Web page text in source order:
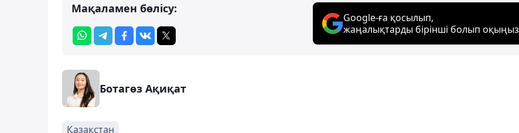
Мақаламен бөлісу:
Google-ға қосылып,
жаңалықтарды бірінші болып оқыңыз
Ботагөз Ақиқат
Қазақстан